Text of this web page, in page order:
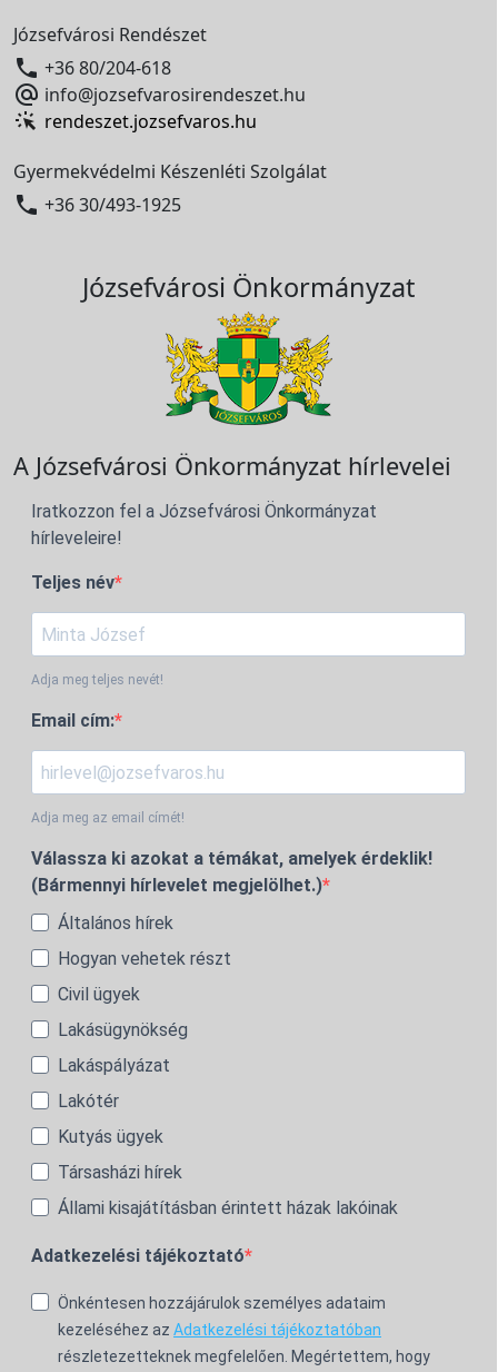
Józsefvárosi Rendészet
 +36 80/204-618
 info@jozsefvarosirendeszet.hu
rendeszet.jozsefvaros.hu
Gyermekvédelmi Készenléti Szolgálat
 +36 30/493-1925
Józsefvárosi Önkormányzat
A Józsefvárosi Önkormányzat hírlevelei
Iratkozzon fel a Józsefvárosi Önkormányzat
hírleveleire!
Teljes név
Adja meg teljes nevét!
Email cím:
Adja meg az email címét!
Válassza ki azokat a témákat, amelyek érdeklik!
(Bármennyi hírlevelet megjelölhet.)
Általános hírek
Hogyan vehetek részt
Civil ügyek
Lakásügynökség
Lakáspályázat
Lakótér
Kutyás ügyek
Társasházi hírek
Állami kisajátításban érintett házak lakóinak
Adatkezelési tájékoztató
Önkéntesen hozzájárulok személyes adataim
kezeléséhez az Adatkezelési tájékoztatóban
részletezetteknek megfelelően. Megértettem, hogy